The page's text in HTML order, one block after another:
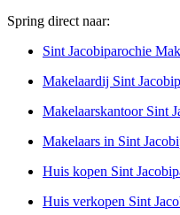
Spring direct naar:
Sint Jacobiparochie
Makelaardij Sint
Makelaarskantoor Sint
Makelaars in Sint
Huis kopen Sint
Huis verkopen Sint